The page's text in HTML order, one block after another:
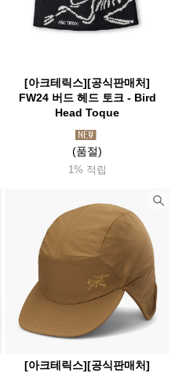
[아크테릭스][공식판매처]
FW24 버드 헤드 토크 - Bird
Head Toque
(품절)
1% 적립
[아크테릭스][공식판매처]